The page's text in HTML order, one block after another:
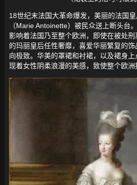
18世纪末法国大革命爆发，美丽的法国
（Marie Antoinette）被民众送上断头台
影响着法国乃至整个欧洲，即使在被处
的玛丽皇后任性奢靡，喜爱华丽繁复的
向极致。华美的罩裙和衬裙，以及裙身
现着女性阴柔浪漫的美感，致使整个欧洲